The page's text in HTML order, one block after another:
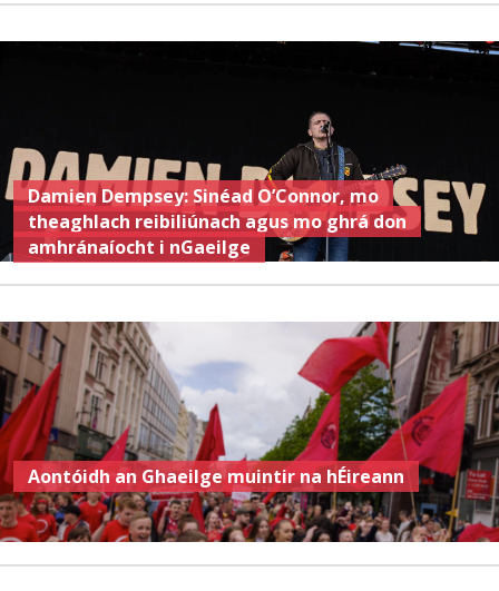
Damien Dempsey: Sinéad O’Connor, mo
theaghlach reibiliúnach agus mo ghrá don
amhránaíocht i nGaeilge
Aontóidh an Ghaeilge muintir na hÉireann